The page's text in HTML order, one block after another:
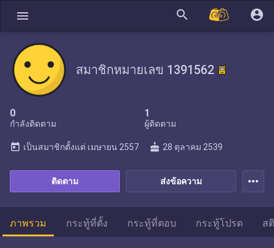
menu search account_circle
สมาชิกหมายเลข 1391562
0
กำลังติดตาม
1
ผู้ติดตาม
ส่งข้อความ
ติดตาม
today เป็นสมาชิกตั้งแต่ เมษายน 2557 cake 28 ตุลาคม 2539
more_horiz
ภาพรวม กระทู้ที่ตั้ง กระทู้ที่ตอบ กระทู้โปรด ส